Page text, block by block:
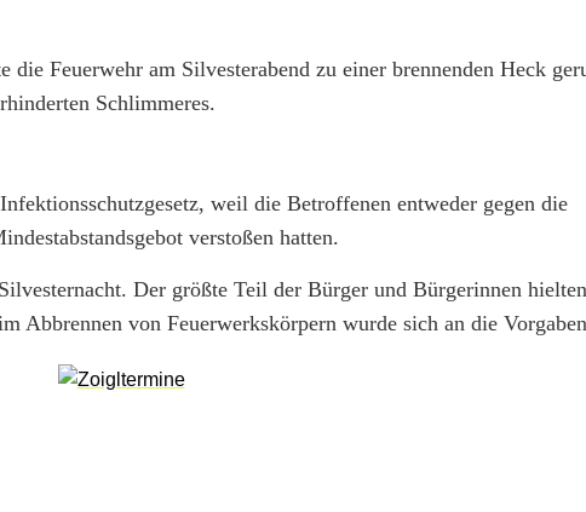
Feuerwehr am Silvesterabend zu einer brennenden Heck
Schlimmeres.
weil die Betroffenen entweder gegen die
verstoßen hatten.
Der größte Teil der Bürger und Bürgerinnen
Abbrennen von Feuerwerkskörpern wurde sich an die